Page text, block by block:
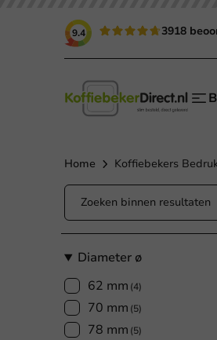
9.4 3918
Home Koffiebekers
Diameter ø
62 mm (4)
70 mm (5)
78 mm (5)